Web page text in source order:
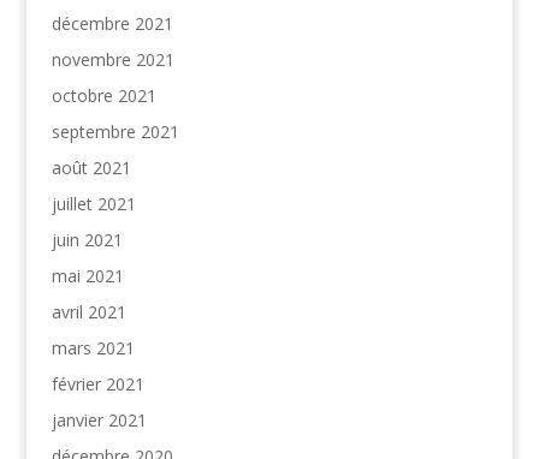
décembre 2021
novembre 2021
octobre 2021
septembre 2021
août 2021
juillet 2021
juin 2021
mai 2021
avril 2021
mars 2021
février 2021
janvier 2021